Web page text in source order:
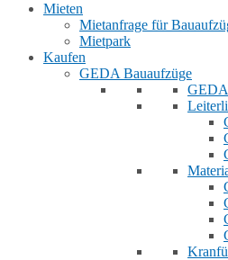
Mieten
Mietanfrage für
Mietpark
Kaufen
GEDA Bauaufzüge
GEDA